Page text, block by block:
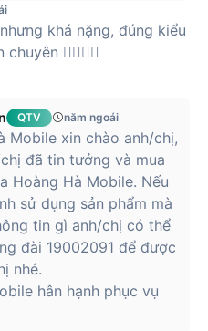
3 Audio
Audio Ready
Fi 7
5 (DisplayPort/ Power
Gen2
@ 60Hz / 4K @ 120Hz)
khá nặng, đúng kiểu
👍🏻👍🏻
QTV năm ngoái
Mobile xin chào anh/chị,
đã tin tưởng và mua
Hoàng Hà Mobile. Nếu
sử dụng sản phẩm mà
tin gì anh/chị có thể
đài 19002091 để được
nhé.
hân hạnh phục vụ